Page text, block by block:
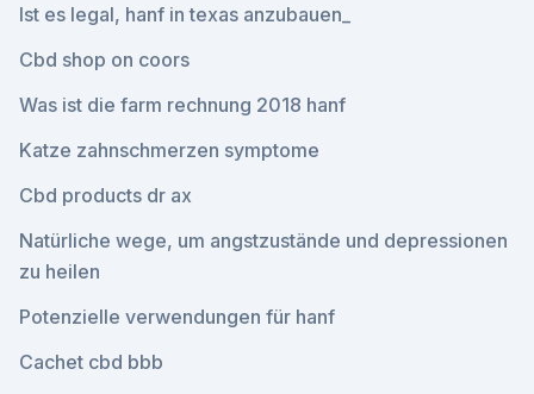
Ist es legal, hanf in texas anzubauen_
Cbd shop on coors
Was ist die farm rechnung 2018 hanf
Katze zahnschmerzen symptome
Cbd products dr ax
Natürliche wege, um angstzustände und depressionen
zu heilen
Potenzielle verwendungen für hanf
Cachet cbd bbb